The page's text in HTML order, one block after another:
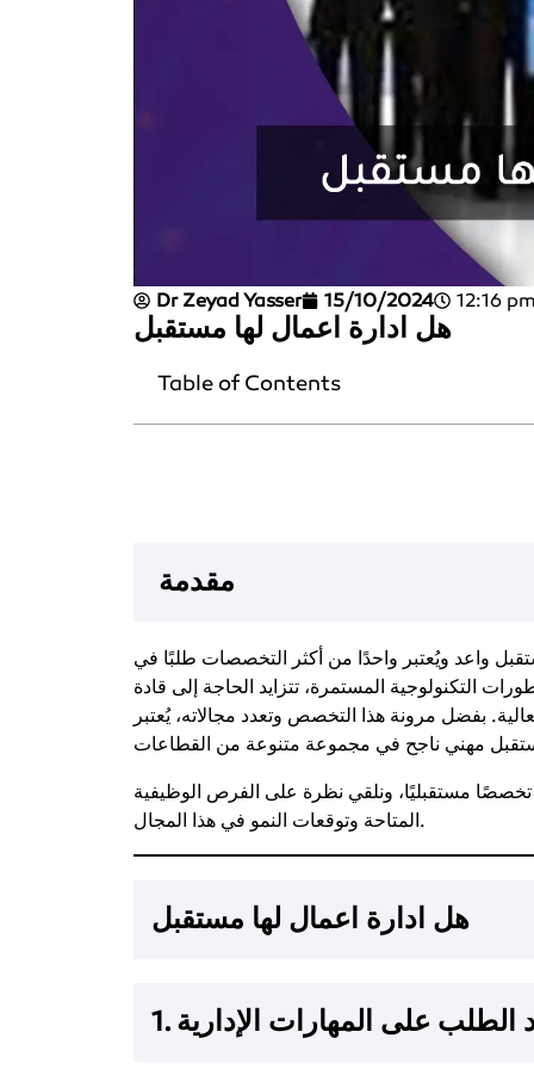
Dr Zeyad Yasser 15/10/2024 12:16
هل ادارة اعمال لها مستقبل
Table of Contents
مقدمة
واعد ويُعتبر واحدًا من أكثر التخصصات طلبًا في
التكنولوجية المستمرة، تتزايد الحاجة إلى قادة
بفضل مرونة هذا التخصص وتعدد مجالاته، يُعتبر
مستقبليًا، ونلقي نظرة على الفرص الوظيفية
المتاحة وتوقعات النمو في هذا المجال.
هل ادارة اعمال لها مستقبل
1. الطلب على المهارات الإدارية